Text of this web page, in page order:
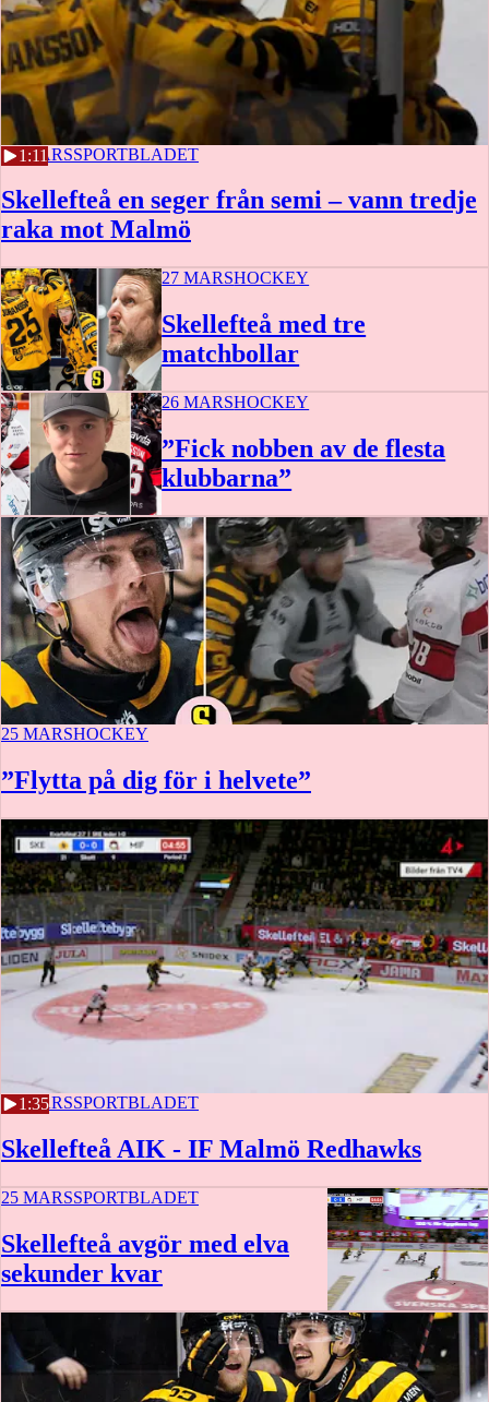
1:11
27 MARSSPORTBLADET
Skellefteå en seger från semi – vann tredje
raka mot Malmö
27 MARSHOCKEY
Skellefteå med tre
matchbollar
26 MARSHOCKEY
”Fick nobben av de flesta
klubbarna”
25 MARSHOCKEY
”Flytta på dig för i helvete”
1:35
25 MARSSPORTBLADET
Skellefteå AIK - IF Malmö Redhawks
25 MARSSPORTBLADET
Skellefteå avgör med elva
sekunder kvar
1:37